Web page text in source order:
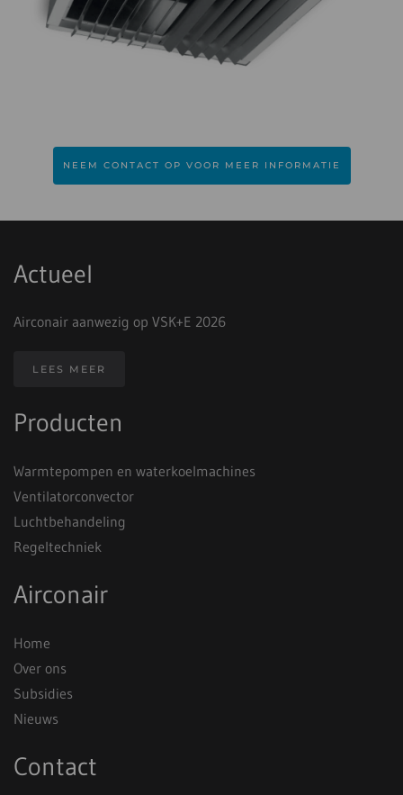
NEEM CONTACT OP VOOR MEER INFORMATIE
Actueel
Airconair aanwezig op VSK+E 2026
LEES MEER
Producten
Warmtepompen en waterkoelmachines
Ventilatorconvector
Luchtbehandeling
Regeltechniek
Airconair
Home
Over ons
Subsidies
Nieuws
Contact